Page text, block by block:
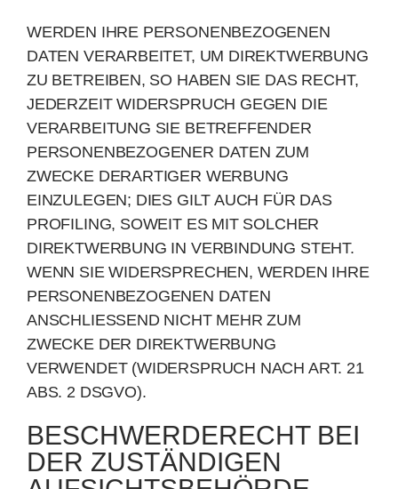
WERDEN IHRE PERSONENBEZOGENEN
DATEN VERARBEITET, UM DIREKTWERBUNG
ZU BETREIBEN, SO HABEN SIE DAS RECHT,
JEDERZEIT WIDERSPRUCH GEGEN DIE
VERARBEITUNG SIE BETREFFENDER
PERSONENBEZOGENER DATEN ZUM
ZWECKE DERARTIGER WERBUNG
EINZULEGEN; DIES GILT AUCH FÜR DAS
PROFILING, SOWEIT ES MIT SOLCHER
DIREKTWERBUNG IN VERBINDUNG STEHT.
WENN SIE WIDERSPRECHEN, WERDEN IHRE
PERSONENBEZOGENEN DATEN
ANSCHLIESSEND NICHT MEHR ZUM
ZWECKE DER DIREKTWERBUNG
VERWENDET (WIDERSPRUCH NACH ART. 21
ABS. 2 DSGVO).
BESCHWERDE­RECHT BEI
DER ZUSTÄNDIGEN